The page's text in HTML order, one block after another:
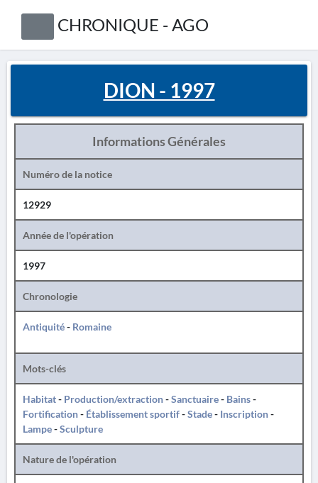
CHRONIQUE - AGO
DION - 1997
Informations Générales
Numéro de la notice
12929
Année de l'opération
1997
Chronologie
Antiquité- Romaine
Mots-clés
Habitat- Production/extraction-Sanctuaire- Bains-
Fortification- Établissement sportif-Stade- Inscription-
Lampe-Sculpture
Nature de l'opération